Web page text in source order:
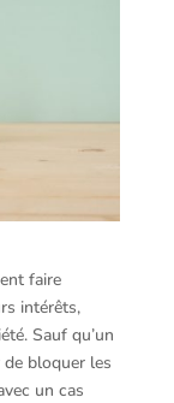
faire
intérêts,
Sauf qu’un
bloquer les
un cas